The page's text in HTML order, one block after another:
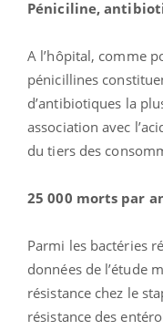
Péniciline,
A l’hôpital, comme
pénicillines
d’antibiotiques la
association avec
du tiers des
25 000 morts par
Parmi les bactéries
données de l’étude
résistance chez le
résistance des